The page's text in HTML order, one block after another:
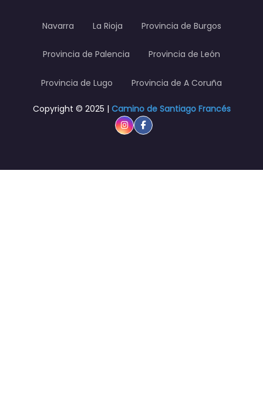
Navarra La Rioja Provincia de Burgos
Provincia de Palencia Provincia de León
Provincia de Lugo Provincia de A Coruña
Copyright © 2025 | Camino de Santiago Francés